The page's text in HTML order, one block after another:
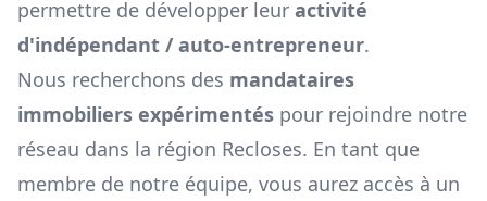
permettre de développer leur activité
d'indépendant / auto-entrepreneur.
Nous recherchons des mandataires
immobiliers expérimentés pour rejoindre notre
réseau dans la région Recloses. En tant que
membre de notre équipe, vous aurez accès à un